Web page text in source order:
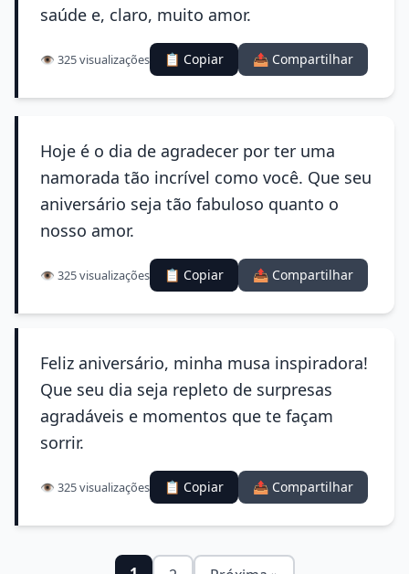
saúde e, claro, muito amor.
👁️ 325 visualizações 📋 Copiar 📤 Compartilhar
Hoje é o dia de agradecer por ter uma
namorada tão incrível como você. Que seu
aniversário seja tão fabuloso quanto o
nosso amor.
👁️ 325 visualizações 📋 Copiar 📤 Compartilhar
Feliz aniversário, minha musa inspiradora!
Que seu dia seja repleto de surpresas
agradáveis e momentos que te façam
sorrir.
👁️ 325 visualizações 📋 Copiar 📤 Compartilhar